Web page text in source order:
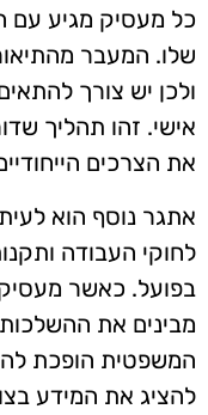
כל מעסיק מגיע עם
שלו. המעבר
ולכן יש צורך
אישי. זהו תהליך
את הצרכים
אתגר נוסף הוא
לחוקי העבודה
בפועל. כאשר
מבינים את
המשפטית הופכת
להציג את המידע